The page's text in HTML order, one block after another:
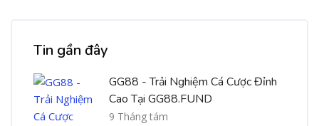
Tin gần đây
GG88 - Trải Nghiệm Cá Cược Đỉnh
Cao Tại GG88.FUND
9 Tháng tám